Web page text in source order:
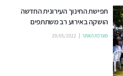
תפישת החינוך העירונית החדשה
הושקה באירוע רב משתתפים
מערכת האתר 29/05/2022